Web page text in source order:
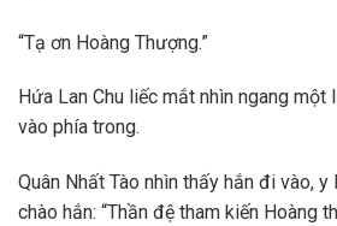
“Tạ ơn Hoàng Thượng.”
Hứa Lan Chu liếc mắt nhìn ngang một
vào phía trong.
Quân Nhất Tào nhìn thấy hắn đi vào,
chào hắn: “Thần đệ tham kiến Hoàng